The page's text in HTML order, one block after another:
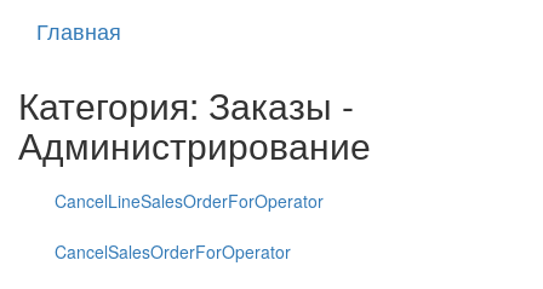
Главная
Категория: Заказы -
Администрирование
CancelLineSalesOrderForOperator
CancelSalesOrderForOperator